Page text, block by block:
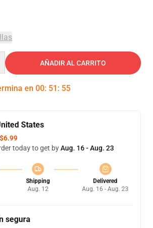
AÑADIR AL CARRITO
en 00: 51 : 54
States
$6.99
today to get byAug. 16 - Aug. 23
Shipping
Aug. 12
Delivered
Aug. 16 - Aug. 23
segura